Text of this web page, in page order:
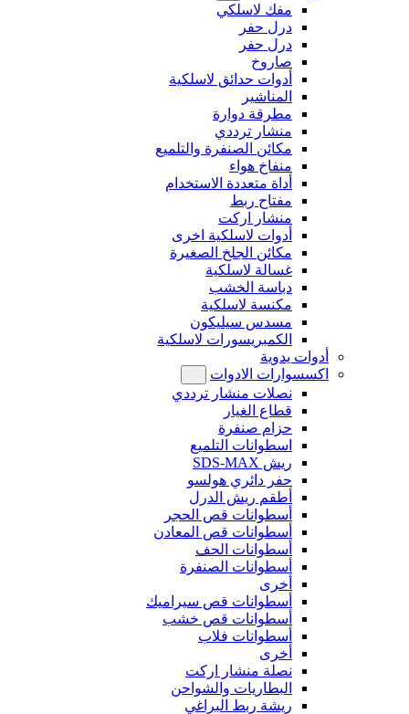
مفك لاسلكي
درل حفر
درل حفر
صاروخ
أدوات حدائق لاسلكية
المناشير
مطرقة دوارة
منشار ترددي
مكائن الصنفرة والتلميع
منفاخ هواء
أداة متعددة الاستخدام
مفتاح ربط
منشار اركت
أدوات لاسلكية اخرى
مكائن الجلخ الصغيرة
غسالة لاسلكية
دباسة الخشب
مكنسة لاسلكية
مسدس سيليكون
الكمبريسورات لاسلكية
أدوات يدوية
اكسسوارات الادوات
نصلات منشار ترددي
قطاع الغيار
حزام صنفرة
اسطوانات التلميع
ريش SDS-MAX
حفر دائري هولسو
أطقم ريش الدرل
أسطوانات قص الحجر
أسطوانات قص المعادن
أسطوانات الحف
أسطوانات الصنفرة
أخرى
أسطوانات قص سيراميك
أسطوانات قص خشب
أسطوانات فلاب
أخرى
نصلة منشار اركت
البطاريات والشواحن
ريشة ربط البراغي